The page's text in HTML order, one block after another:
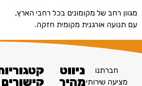
מגוון רחב של מקומונים בכל רחבי הארץ,
עם תנועה אורגנית מקומית חזקה.
חברתנו
מציעה שירותי
ניווט
מהיר
קטגוריות
קישורים